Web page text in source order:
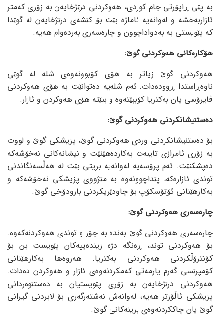
بە پێی ڕاپۆرتی جام کوردی، هەوکردنی درێژخایەن بە زۆری کەمتر
ئازاربەخشە و لەوانەیە ئاماژە بێت بۆ کێشەی درێژخایەن لە گوێدا
کە پێویستی بە بەدواداچوون و چارەسەری بەردەوام هەیە.
هۆکارەکانی هەوکردنی گوێ:
هەوکردنی گوێ زیاتر بە هۆی کۆبوونەوەی شلە لە گوێی
ناوەڕاستدا ڕوودەدات. ئەم شلەیە دەتوانێت بە هۆی هەوکردنی
ڤایرۆسی یان بەکتریا کۆببێتەوە و ببێتە هۆی هەوکردن و ئازار.
دەستنیشانکردنی هەوکردنی گوێ:
بۆ دەستنیشانکردنی وردی هەوکردنی گوێ، پزیشکی گوێ و لووت
بە زۆری ئامرازی تایبەت بەکاردەهێنێت و نیشانەکانی نەخۆشەکە
دەپشکنێت. ئەم پرۆسەیە لەوانەیە بریتی بێت لە هەڵسەنگاندنی
توندی ئازارەکە، پێداچوونەوە بە مێژووی پزیشکی نەخۆشەکە و
بەکارهێنانی ئۆتۆسکۆپ بۆ چاودێریکردنی بارودۆخی گوێ.
چارەسەری هەوکردنی گوێ:
چارەسەری هەوکردنی گوێ بەندە بە جۆر و توندی هەوکردنەکەوە.
بۆ هەوکردنی توند، ڕەنگە دژە زیندەییەکان پێویست بن بۆ
کۆنترۆڵکردنی هەوکردنی بەکتریا. هەروەها بەکارهێنانی
کۆمپرێسی گەرم یارمەتی کەمکردنەوەی ئازار و هەوکردن دەدات.
هەوکردنی درێژخایەن بە زۆری پێویستیان بە دەستێوەردانی
پزیشکی ئاڵۆزتر هەیە، لەوانەش نەشتەرگەری بۆ لابردنی گیرانی
گوێ یان چاککردنەوەی برینەکانی گوێ.